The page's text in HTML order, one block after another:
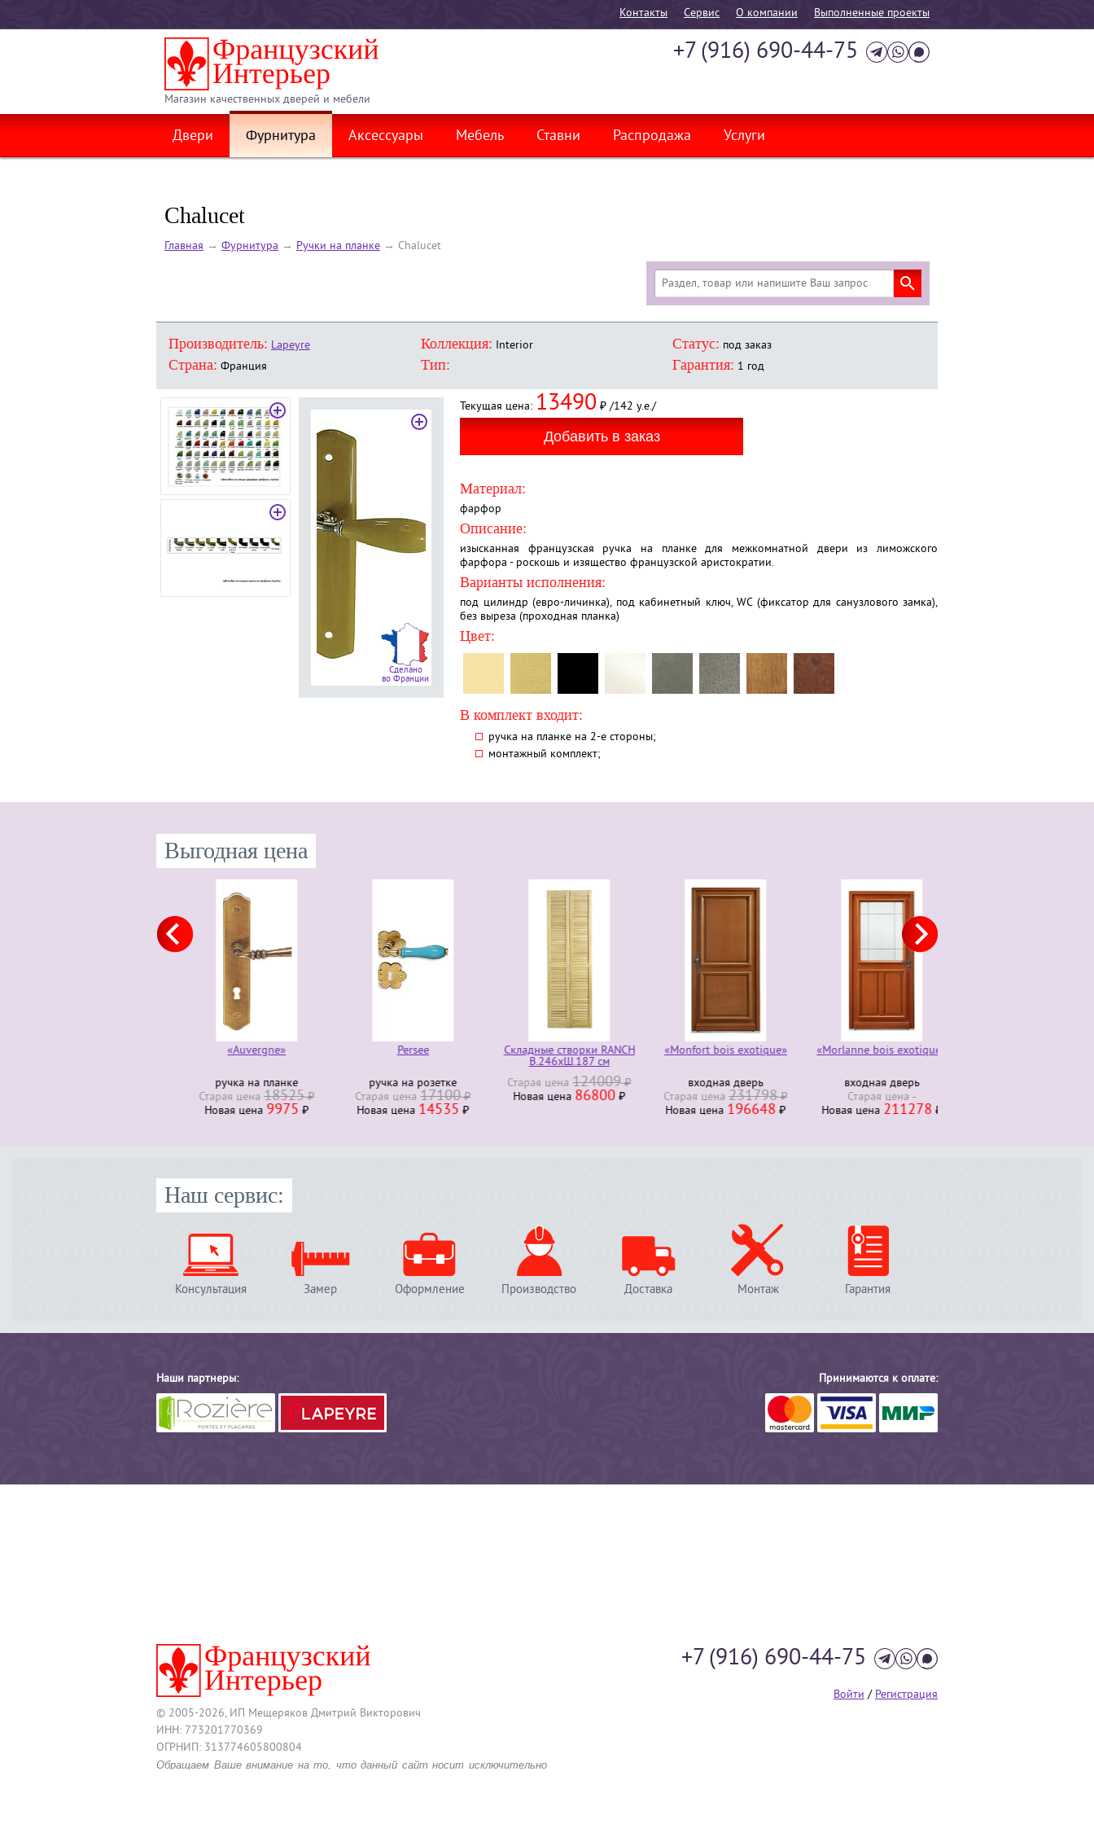
Контакты Cервис О компании Выполненные проекты
Магазин качественных дверей и мебели
+7 (916) 690-44-75
Двери Фурнитура Аксессуары Мебель Ставни Распродажа Услуги
Chalucet
Главная → Фурнитура → Ручки на планке → Chalucet
Производитель: Lapeyre Коллекция: Interior Статус: под заказ
Страна: Франция Тип: Гарантия: 1 год
Сделано
во Франции
Текущая цена: 13490 ₽ /142 у.е./
Материал:
фарфор
Описание:
изысканная французская ручка на планке для межкомнатной двери из лиможского
фарфора - роскошь и изящество французской аристократии.
Варианты исполнения:
под цилиндр (евро-личинка), под кабинетный ключ, WC (фиксатор для санузлового замка),
без выреза (проходная планка)
Цвет:
В комплект входит:
ручка на планке на 2-е стороны;
монтажный комплект;
Выгодная цена
«Auvergne»
ручка на планке
Старая ценa18525₽
Новая ценa9975₽
Persee
ручка на розетке
Старая ценa17100₽
Новая ценa14535₽
Складные створки RANCH
В.246хШ.187 см
Старая ценa124009₽
Новая ценa86800₽
«Monfort bois exotique»
входная дверь
Старая ценa231798₽
Новая ценa196648₽
«Morlanne bois exotique»
входная дверь
Старая ценa
Новая ценa211278₽
Наш сервис:
Консультация Замер Оформление Производство Доставка Монтаж Гарантия
Наши партнеры: Принимаются к оплате:
© 2005-2026, ИП Мещеряков Дмитрий Викторович
ИНН: 773201770369
ОГРНИП: 313774605800804
Обращаем Ваше внимание на то, что данный сайт носит исключительно
+7 (916) 690-44-75
Войти / Регистрация